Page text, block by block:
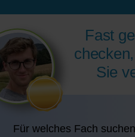
Fast
Sie
Für welches Fach